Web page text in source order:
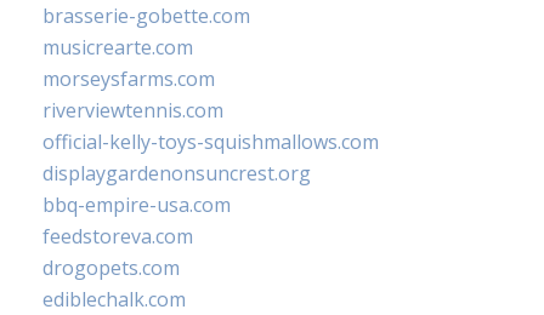
brasserie-gobette.com
musicrearte.com
morseysfarms.com
riverviewtennis.com
official-kelly-toys-squishmallows.com
displaygardenonsuncrest.org
bbq-empire-usa.com
feedstoreva.com
drogopets.com
ediblechalk.com